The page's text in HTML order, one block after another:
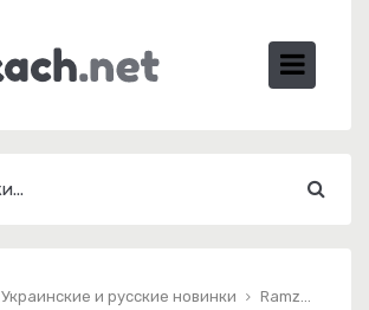
Украинские и русские новинки Ramzes - Расположи